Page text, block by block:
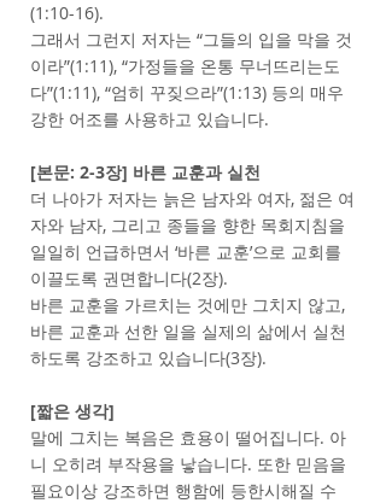
(1:10-16).
그래서 그런지 저자는 “그들의 입을 막을 것
이라”(1:11), “가정들을 온통 무너뜨리는도
다”(1:11), “엄히 꾸짖으라”(1:13) 등의 매우
강한 어조를 사용하고 있습니다.
[본문: 2-3장] 바른 교훈과 실천
더 나아가 저자는 늙은 남자와 여자, 젊은 여
자와 남자, 그리고 종들을 향한 목회지침을
일일히 언급하면서 ‘바른 교훈’으로 교회를
이끌도록 권면합니다(2장).
바른 교훈을 가르치는 것에만 그치지 않고,
바른 교훈과 선한 일을 실제의 삶에서 실천
하도록 강조하고 있습니다(3장).
[짧은 생각]
말에 그치는 복음은 효용이 떨어집니다. 아
니 오히려 부작용을 낳습니다. 또한 믿음을
필요이상 강조하면 행함에 등한시해질 수